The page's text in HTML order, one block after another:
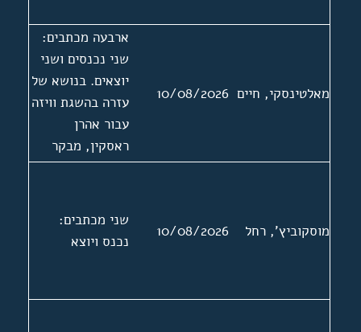
מאלטינסקי, חיים 10/08/2026
ארבעה מכתבים:
שני נכנסים ושני
יוצאים. בנושא של
עזרה בהשגת וויזה
עבור אהרן
ראסקין, מבקר
ספרות יידיש
היידיש בא"י. שני
מוסקוביץ', רחל 10/08/2026
שני מכתבים:
נכנס ויוצא